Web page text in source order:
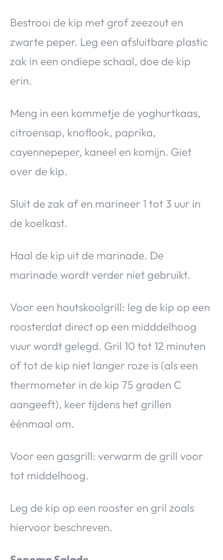
Bestrooi de kip met grof zeezout en
zwarte peper. Leg een afsluitbare plastic
zak in een ondiepe schaal, doe de kip
erin.
Meng in een kommetje de yoghurtkaas,
citroensap, knoflook, paprika,
cayennepeper, kaneel en komijn. Giet
over de kip.
Sluit de zak af en marineer 1 tot 3 uur in
de koelkast.
Haal de kip uit de marinade. De
marinade wordt verder niet gebruikt.
Voor een houtskoolgrill: leg de kip op een
roosterdat direct op een midddelhoog
vuur wordt gelegd. Gril 10 tot 12 minuten
of tot de kip niet langer roze is (als een
thermometer in de kip 75 graden C
aangeeft), keer tijdens het grillen
éénmaal om.
Voor een gasgrill: verwarm de grill voor
tot middelhoog.
Leg de kip op een rooster en gril zoals
hiervoor beschreven.